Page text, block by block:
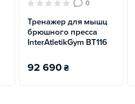
0
Тренажер для мышц
брюшного пресса
InterAtletikGym BT116
92 690₴